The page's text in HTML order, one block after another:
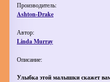
Производитель:
Ashton-Drake
Автор:
Linda Murray
Описание:
Улыбка этой малышки скажет